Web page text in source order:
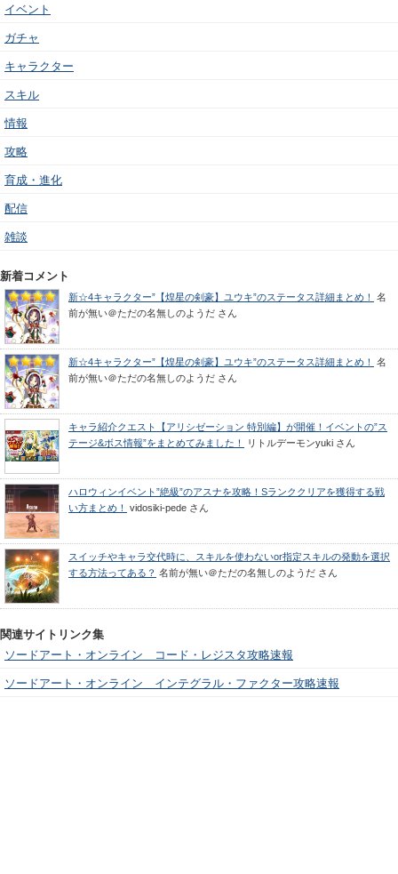
イベント
ガチャ
キャラクター
スキル
情報
攻略
育成・進化
配信
雑談
新着コメント
新☆4キャラクター”【煌星の剣豪】ユウキ”のステータス詳細まとめ！
名
前が無い＠ただの名無しのようだ さん
新☆4キャラクター”【煌星の剣豪】ユウキ”のステータス詳細まとめ！
名
前が無い＠ただの名無しのようだ さん
キャラ紹介クエスト【アリシゼーション 特別編】が開催！イベントの”ス
テージ&ボス情報”をまとめてみました！
リトルデーモンyuki さん
ハロウィンイベント”絶級”のアスナを攻略！Sランククリアを獲得する戦
い方まとめ！
vidosiki-pede さん
スイッチやキャラ交代時に、スキルを使わないor指定スキルの発動を選択
する方法ってある？ 名前が無い＠ただの名無しのようだ さん
関連サイトリンク集
ソードアート・オンライン コード・レジスタ攻略速報
ソードアート・オンライン インテグラル・ファクター攻略速報